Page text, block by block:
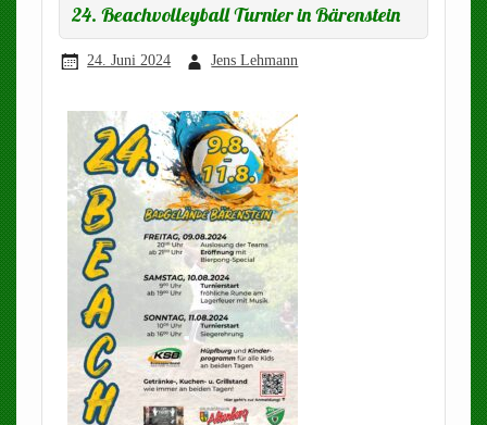
24. Beachvolleyball Turnier in Bärenstein
24. Juni 2024 Jens Lehmann